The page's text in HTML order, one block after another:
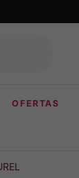
OFERTAS